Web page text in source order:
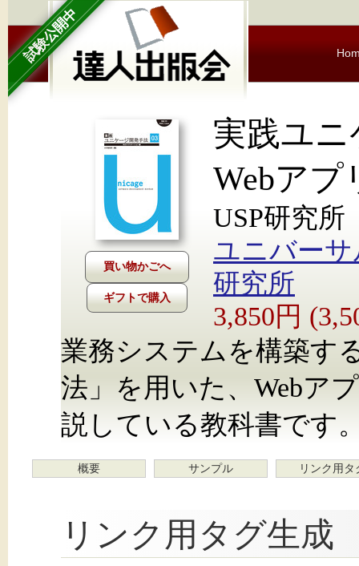
試験公開中
ギフトで購入
実践ユニ
Webアプ
USP研究所
ユニバー
研究所
3,850円
業務システムを構築す
法」を用いた、Webア
説している教科書です
概要 サンプル リンク用タ
リンク用タグ生成